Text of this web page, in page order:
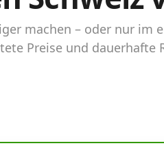
machen – oder nur im
Preise und dauerhafte